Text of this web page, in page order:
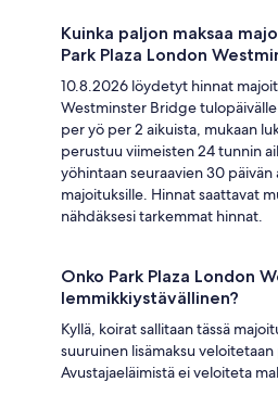
Kuinka paljon maksaa
Park Plaza London
10.8.2026 löydetyt hinnat
Westminster Bridge
per yö per 2 aikuista, mukaan
perustuu viimeisten 24 tunnin
yöhintaan seuraavien 30
majoituksille. Hinnat saattavat
nähdäksesi tarkemmat hinnat.
Onko Park Plaza London
lemmikkiystävällinen?
Kyllä, koirat sallitaan tässä
suuruinen lisämaksu
Avustajaeläimistä ei veloiteta